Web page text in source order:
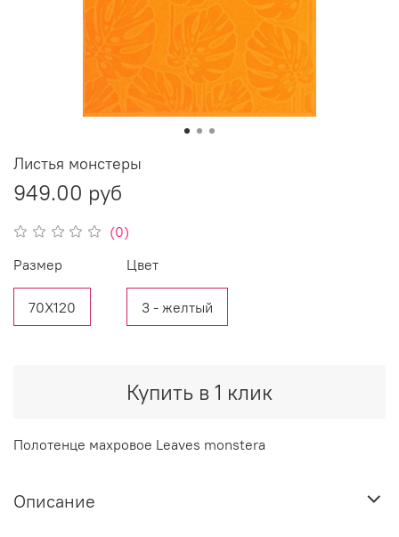
(0)
Листья монстеры
949.00 руб
Купить в 1 клик
Размер
70Х120
Цвет
3 - желтый
Полотенце махровое Leaves monstera
Описание